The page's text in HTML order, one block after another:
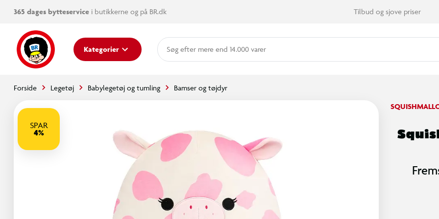
365 dages bytteservice i butikkerne og på BR.dk Tilbud og sjove priser
Kategorier mere end 14.000 varer
Forside Legetøj Babylegetøj og tumling Bamser og tøjdyr
SPAR
4%